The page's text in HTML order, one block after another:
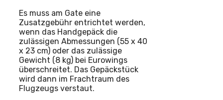
Es muss am Gate eine
Zusatzgebühr entrichtet werden,
wenn das Handgepäck die
zulässigen Abmessungen (55 x 40
x 23 cm) oder das zulässige
Gewicht (8 kg) bei Eurowings
überschreitet. Das Gepäckstück
wird dann im Frachtraum des
Flugzeugs verstaut.